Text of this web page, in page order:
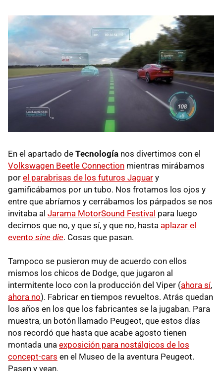
En el apartado de Tecnología nos divertimos con el
Volkswagen Beetle Connection mientras mirábamos
por el parabrisas de los futuros Jaguar y
gamificábamos por un tubo. Nos frotamos los ojos y
entre que abríamos y cerrábamos los párpados se nos
invitaba al Jarama MotorSound Festival para luego
decirnos que no, y que sí, y que no, hasta aplazar el
evento sine die. Cosas que pasan.
Tampoco se pusieron muy de acuerdo con ellos
mismos los chicos de Dodge, que jugaron al
intermitente loco con la producción del Viper (ahora sí,
ahora no). Fabricar en tiempos revueltos. Atrás quedan
los años en los que los fabricantes se la jugaban. Para
muestra, un botón llamado Peugeot, que estos días
nos recordó que hasta que acabe agosto tienen
montada una exposición para nostálgicos de los
concept-cars en el Museo de la aventura Peugeot.
Pasen y vean.